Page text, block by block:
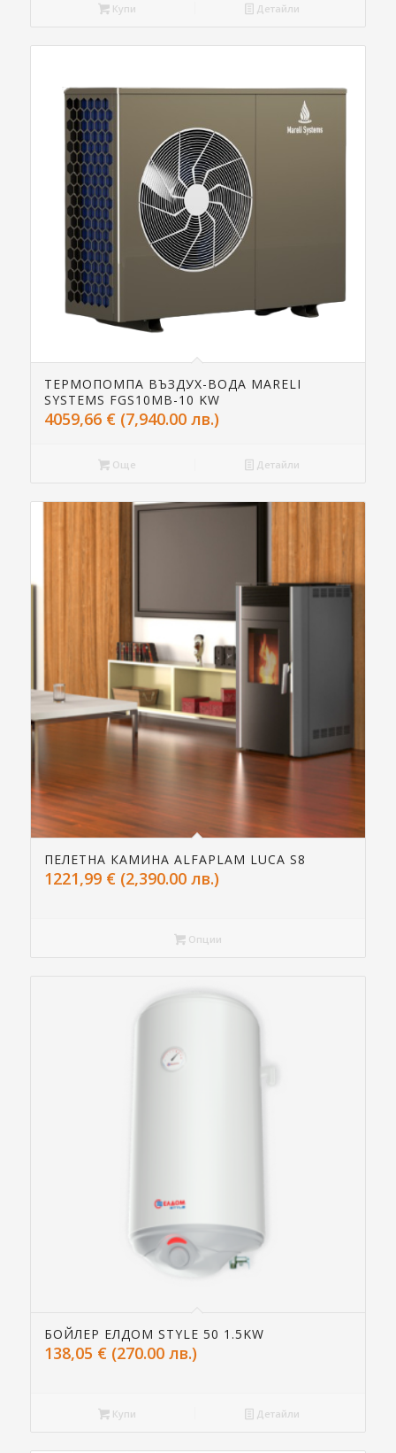
Купи Детайли
ТЕРМОПОМПА ВЪЗДУХ-ВОДА MARELI
SYSTEMS FGS10MB-10 KW
4059,66 € (7,940.00 лв.)
Още Детайли
ПЕЛЕТНА КАМИНА ALFAPLAM LUCA S8
1221,99 € (2,390.00 лв.)
Опции
БОЙЛЕР ЕЛДОМ STYLE 50 1.5KW
138,05 € (270.00 лв.)
Купи Детайли